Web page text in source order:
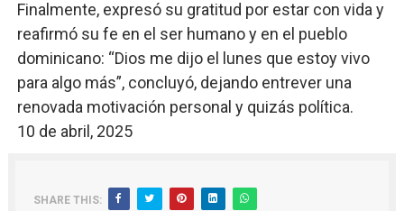
Finalmente, expresó su gratitud por estar con vida y
reafirmó su fe en el ser humano y en el pueblo
dominicano: “Dios me dijo el lunes que estoy vivo
para algo más”, concluyó, dejando entrever una
renovada motivación personal y quizás política.
10 de abril, 2025
SHARE THIS: